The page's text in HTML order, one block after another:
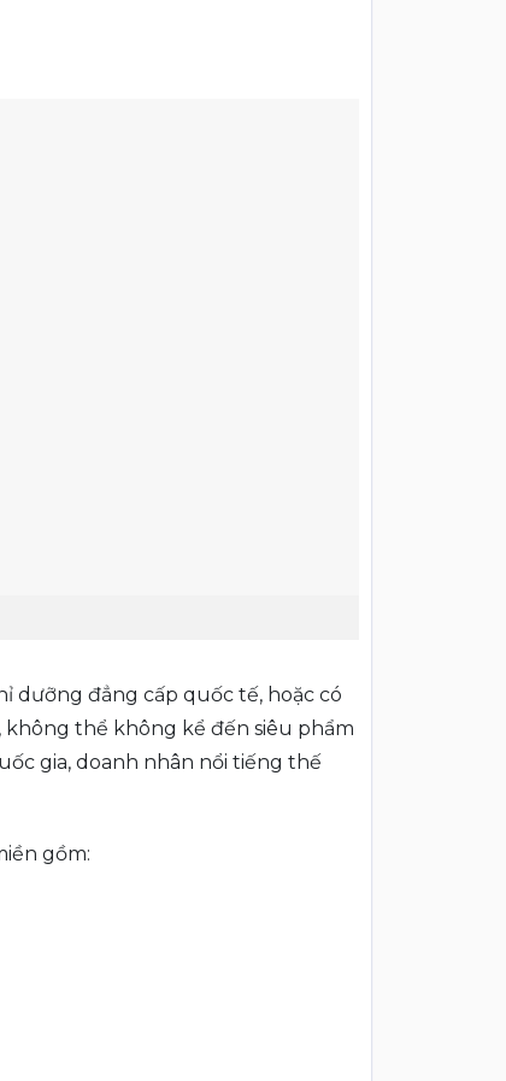
dưỡng đẳng cấp quốc tế, hoặc có
thể không kể đến siêu phẩm
gia, doanh nhân nổi tiếng thế
gồm: